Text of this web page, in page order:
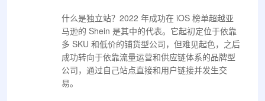
什么是独立站？2022 年成功在 iOS 榜单超越亚
马逊的 Shein 是其中的代表。它起初定位于依靠
多 SKU 和低价的铺货型公司，但难见起色，之后
成功转向于依靠流量运营和供应链体系的品牌型
公司，通过自己站点直接和用户链接并发生交
易。